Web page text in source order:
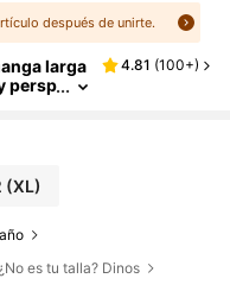
después de unirte.
larga
persp
viejo, o
4.81 (100+)
(XL)
es tu talla? Dinos